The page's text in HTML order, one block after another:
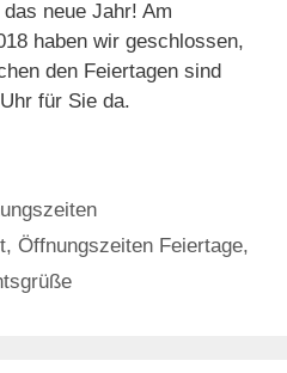
neue Jahr! Am
haben wir geschlossen,
den Feiertagen sind
für Sie da.
, Öffnungszeiten Feiertage,